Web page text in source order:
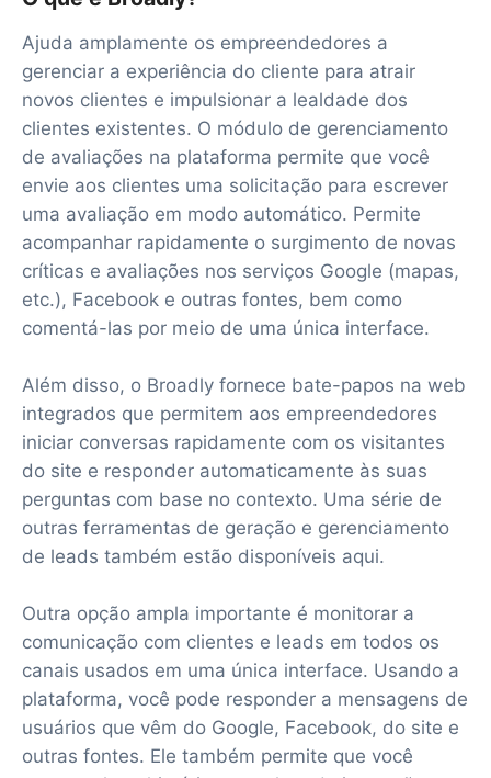
Ajuda amplamente os empreendedores a
gerenciar a experiência do cliente para atrair
novos clientes e impulsionar a lealdade dos
clientes existentes. O módulo de gerenciamento
de avaliações na plataforma permite que você
envie aos clientes uma solicitação para escrever
uma avaliação em modo automático. Permite
acompanhar rapidamente o surgimento de novas
críticas e avaliações nos serviços Google (mapas,
etc.), Facebook e outras fontes, bem como
comentá-las por meio de uma única interface.
Além disso, o Broadly fornece bate-papos na web
integrados que permitem aos empreendedores
iniciar conversas rapidamente com os visitantes
do site e responder automaticamente às suas
perguntas com base no contexto. Uma série de
outras ferramentas de geração e gerenciamento
de leads também estão disponíveis aqui.
Outra opção ampla importante é monitorar a
comunicação com clientes e leads em todos os
canais usados em uma única interface. Usando a
plataforma, você pode responder a mensagens de
usuários que vêm do Google, Facebook, do site e
outras fontes. Ele também permite que você